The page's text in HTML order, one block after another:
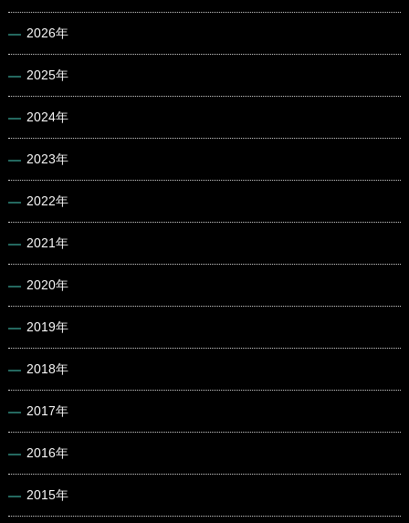
2026年
2025年
2024年
2023年
2022年
2021年
2020年
2019年
2018年
2017年
2016年
2015年